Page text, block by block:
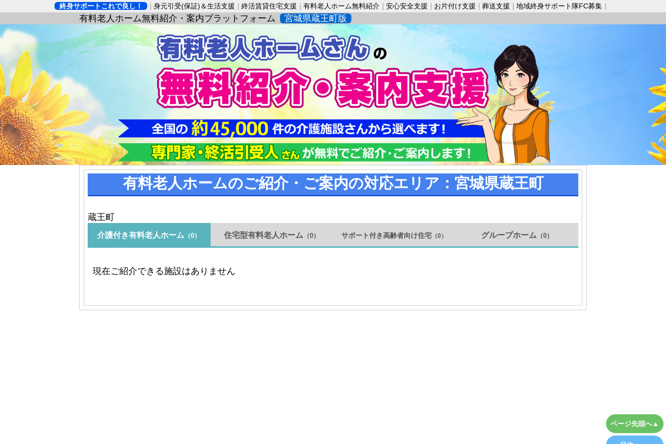
終身サポートこれで良し！ 身元引受(保証)＆生活支援 終活賃貸住宅支援 有料老人ホーム無料紹介 安心安全支援 お片付け支援 葬送支援 地域終身サポート隊FC募集
有料老人ホーム無料紹介・案内プラットフォーム 宮城県蔵王町版
有料老人ホームのご紹介・ご案内の対応エリア：宮城県蔵王町
蔵王町
介護付き有料老人ホーム （0） 住宅型有料老人ホーム（0） サポート付き高齢者向け住宅 （0） グループホーム（0）
現在ご紹介できる施設はありません
ページ先頭へ▲